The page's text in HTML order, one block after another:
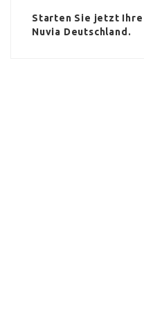
Starten Sie jetzt
Nuvia Deutschland.